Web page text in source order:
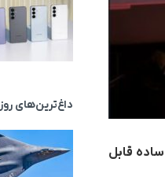
مانند جما ۳ و لاما ۳.۳ با ابزارهای ساده قابل
داغ‌ترین‌های روز